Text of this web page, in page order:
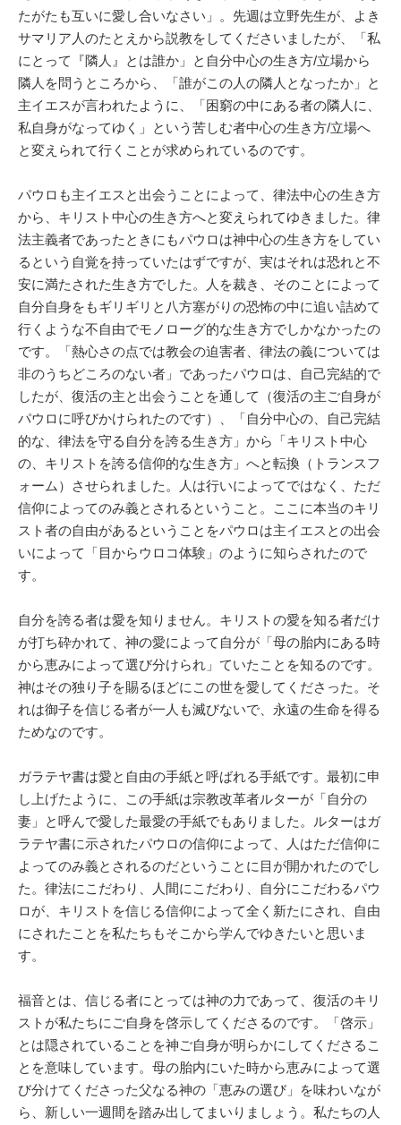
たがたも互いに愛し合いなさい」。先週は立野先生が、よき
サマリア人のたとえから説教をしてくださいましたが、「私
にとって『隣人』とは誰か」と自分中心の生き方/立場から
隣人を問うところから、「誰がこの人の隣人となったか」と
主イエスが言われたように、「困窮の中にある者の隣人に、
私自身がなってゆく」という苦しむ者中心の生き方/立場へ
と変えられて行くことが求められているのです。
パウロも主イエスと出会うことによって、律法中心の生き方
から、キリスト中心の生き方へと変えられてゆきました。律
法主義者であったときにもパウロは神中心の生き方をしてい
るという自覚を持っていたはずですが、実はそれは恐れと不
安に満たされた生き方でした。人を裁き、そのことによって
自分自身をもギリギリと八方塞がりの恐怖の中に追い詰めて
行くような不自由でモノローグ的な生き方でしかなかったの
です。「熱心さの点では教会の迫害者、律法の義については
非のうちどころのない者」であったパウロは、自己完結的で
したが、復活の主と出会うことを通して（復活の主ご自身が
パウロに呼びかけられたのです）、「自分中心の、自己完結
的な、律法を守る自分を誇る生き方」から「キリスト中心
の、キリストを誇る信仰的な生き方」へと転換（トランスフ
ォーム）させられました。人は行いによってではなく、ただ
信仰によってのみ義とされるということ。ここに本当のキリ
スト者の自由があるということをパウロは主イエスとの出会
いによって「目からウロコ体験」のように知らされたので
す。
自分を誇る者は愛を知りません。キリストの愛を知る者だけ
が打ち砕かれて、神の愛によって自分が「母の胎内にある時
から恵みによって選び分けられ」ていたことを知るのです。
神はその独り子を賜るほどにこの世を愛してくださった。そ
れは御子を信じる者が一人も滅びないで、永遠の生命を得る
ためなのです。
ガラテヤ書は愛と自由の手紙と呼ばれる手紙です。最初に申
し上げたように、この手紙は宗教改革者ルターが「自分の
妻」と呼んで愛した最愛の手紙でもありました。ルターはガ
ラテヤ書に示されたパウロの信仰によって、人はただ信仰に
よってのみ義とされるのだということに目が開かれたのでし
た。律法にこだわり、人間にこだわり、自分にこだわるパウ
ロが、キリストを信じる信仰によって全く新たにされ、自由
にされたことを私たちもそこから学んでゆきたいと思いま
す。
福音とは、信じる者にとっては神の力であって、復活のキリ
ストが私たちにご自身を啓示してくださるのです。「啓示」
とは隠されていることを神ご自身が明らかにしてくださるこ
とを意味しています。母の胎内にいた時から恵みによって選
び分けてくださった父なる神の「恵みの選び」を味わいなが
ら、新しい一週間を踏み出してまいりましょう。私たちの人